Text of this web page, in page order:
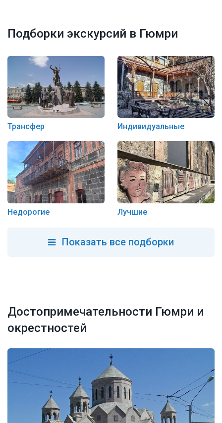
Подборки экскурсий в Гюмри
Трансфер Индивидуальные
Недорогие Лучшие
Показать все подборки
Достопримечательности Гюмри и
окрестностей